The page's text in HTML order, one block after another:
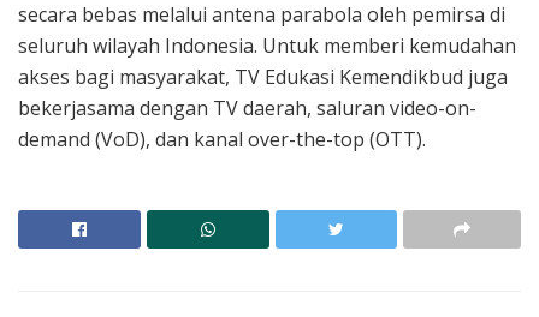
secara bebas melalui antena parabola oleh pemirsa di
seluruh wilayah Indonesia. Untuk memberi kemudahan
akses bagi masyarakat, TV Edukasi Kemendikbud juga
bekerjasama dengan TV daerah, saluran video-on-
demand (VoD), dan kanal over-the-top (OTT).